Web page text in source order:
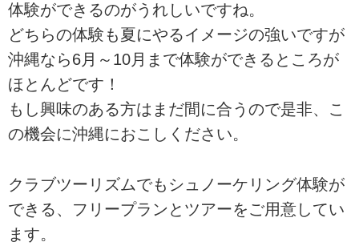
体験ができるのがうれしいですね。
どちらの体験も夏にやるイメージの強いですが
沖縄なら6月～10月まで体験ができるところが
ほとんどです！
もし興味のある方はまだ間に合うので是非、こ
の機会に沖縄におこしください。
クラブツーリズムでもシュノーケリング体験が
できる、フリープランとツアーをご用意してい
ます。